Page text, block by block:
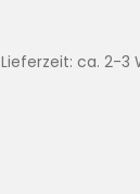
Lieferzeit: ca. 2-3